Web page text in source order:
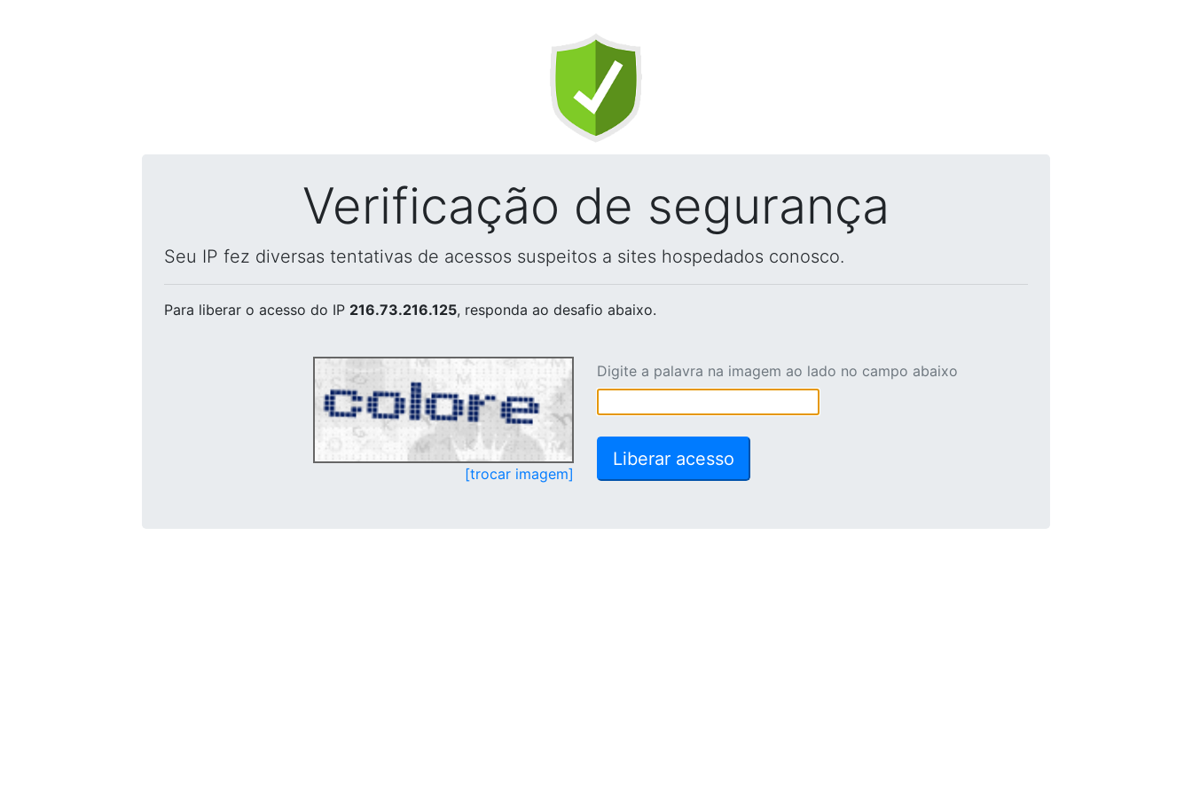
Verificação de segurança
Seu IP fez diversas tentativas de acessos suspeitos a sites hospedados conosco.
Para liberar o acesso do IP 216.73.216.125, responda ao desafio abaixo.
[trocar imagem]
Digite a palavra na imagem ao lado no campo abaixo